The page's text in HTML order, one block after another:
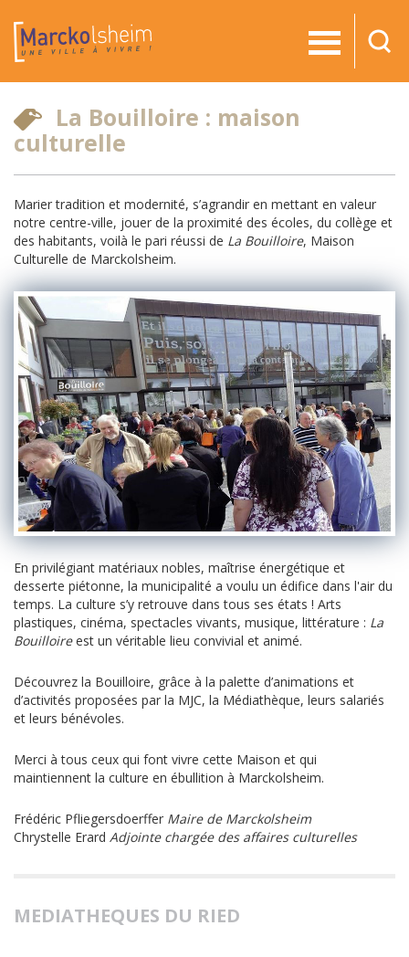
La Bouilloire : maison
culturelle
Marier tradition et modernité, s’agrandir en mettant en valeur
notre centre-ville, jouer de la proximité des écoles, du collège et
des habitants, voilà le pari réussi de La Bouilloire, Maison
Culturelle de Marckolsheim.
En privilégiant matériaux nobles, maîtrise énergétique et
desserte piétonne, la municipalité a voulu un édifice dans l'air du
temps. La culture s’y retrouve dans tous ses états ! Arts
plastiques, cinéma, spectacles vivants, musique, littérature : La
Bouilloireest un véritable lieu convivial et animé.
Découvrez la Bouilloire, grâce à la palette d’animations et
d’activités proposées par la MJC, la Médiathèque, leurs salariés
et leurs bénévoles.
Merci à tous ceux qui font vivre cette Maison et qui
maintiennent la culture en ébullition à Marckolsheim.
Frédéric Pfliegersdoerffer Maire de Marckolsheim
Chrystelle Erard Adjointe chargée des affaires culturelles
MEDIATHEQUES DU RIED